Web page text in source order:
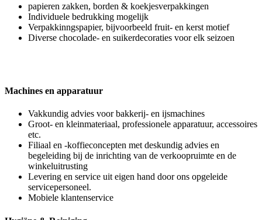
papieren zakken, borden & koekjesverpakkingen
Individuele bedrukking mogelijk
Verpakkinngspapier, bijvoorbeeld fruit- en kerst motief
Diverse chocolade- en suikerdecoraties voor elk seizoen
Machines en apparatuur
Vakkundig advies voor bakkerij- en ijsmachines
Groot- en kleinmateriaal, professionele apparatuur, accessoires
etc.
Filiaal en -koffieconcepten met deskundig advies en
begeleiding bij de inrichting van de verkoopruimte en de
winkeluitrusting
Levering en service uit eigen hand door ons opgeleide
servicepersoneel.
Mobiele klantenservice